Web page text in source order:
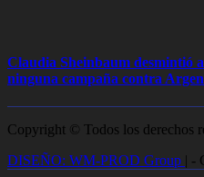
Claudia Sheinbaum desmintió
ninguna campaña contra
Copyright © Todos los derechos
DISEÑO: WM-PROD Group | -